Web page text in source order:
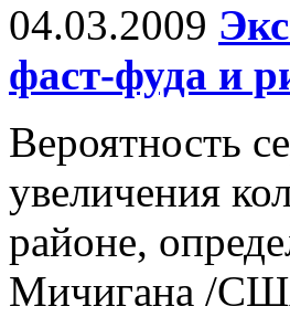
04.03.2009
фаст-фуда и
Вероятность
увеличения
районе,
Мичигана /